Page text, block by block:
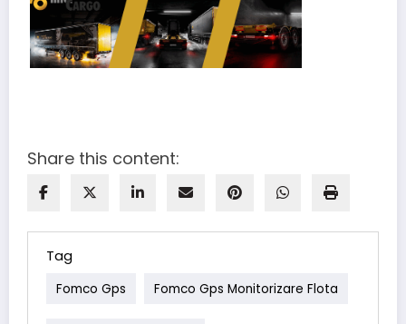
Share this content:
Tag
Fomco Gps Fomco Gps Monitorizare Flota